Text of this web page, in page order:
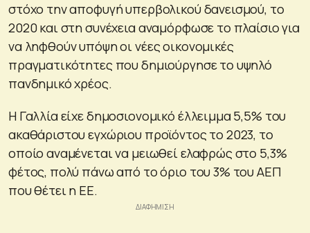
στόχο την αποφυγή υπερβολικού δανεισμού, το
2020 και στη συνέχεια αναμόρφωσε το πλαίσιο για
να ληφθούν υπόψη οι νέες οικονομικές
πραγματικότητες που δημιούργησε το υψηλό
πανδημικό χρέος.
Η Γαλλία είχε δημοσιονομικό έλλειμμα 5,5% του
ακαθάριστου εγχώριου προϊόντος το 2023, το
οποίο αναμένεται να μειωθεί ελαφρώς στο 5,3%
φέτος, πολύ πάνω από το όριο του 3% του ΑΕΠ
που θέτει η ΕΕ.